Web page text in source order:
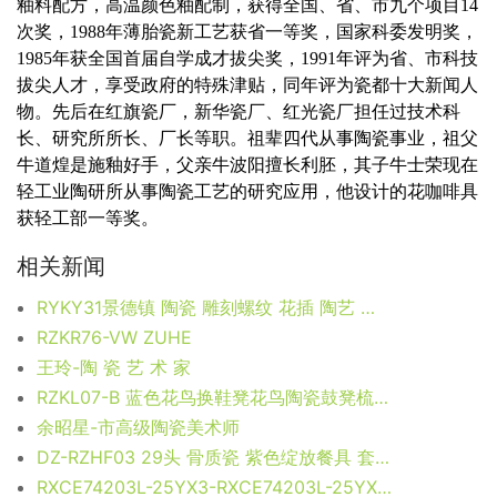
釉料配方，高温颜色釉配制，获得全国、省、市九个项目14
次奖，1988年薄胎瓷新工艺获省一等奖，国家科委发明奖，
1985年获全国首届自学成才拔尖奖，1991年评为省、市科技
拔尖人才，享受政府的特殊津贴，同年评为瓷都十大新闻人
物。先后在红旗瓷厂，新华瓷厂、红光瓷厂担任过技术科
长、研究所所长、厂长等职。祖辈四代从事陶瓷事业，祖父
牛道煌是施釉好手，父亲牛波阳擅长利胚，其子牛士荣现在
轻工业陶研所从事陶瓷工艺的研究应用，他设计的花咖啡具
获轻工部一等奖。
相关新闻
RYKY31景德镇 陶瓷 雕刻螺纹 花插 陶艺 工艺摆设
RZKR76-VW ZUHE
王玲-陶 瓷 艺 术 家
RZKL07-B 蓝色花鸟换鞋凳花鸟陶瓷鼓凳梳妆凳
余昭星-市高级陶瓷美术师
DZ-RZHF03 29头 骨质瓷 紫色绽放餐具 套组
RXCE74203L-25YX3-RXCE74203L-25YX3 zuhe 红彩花卉兔子陶瓷摆件套装